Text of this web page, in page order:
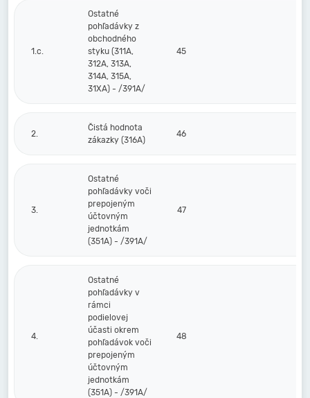
1.c.
Ostatné
pohľadávky z
obchodného
styku (311A,
312A, 313A,
314A, 315A,
31XA) - /391A/
45
2.
Čistá hodnota
zákazky (316A)
46
3.
Ostatné
pohľadávky voči
prepojeným
účtovným
jednotkám
(351A) - /391A/
47
4.
Ostatné
pohľadávky v
rámci
podielovej
účasti okrem
pohľadávok voči
prepojeným
účtovným
jednotkám
(351A) - /391A/
48